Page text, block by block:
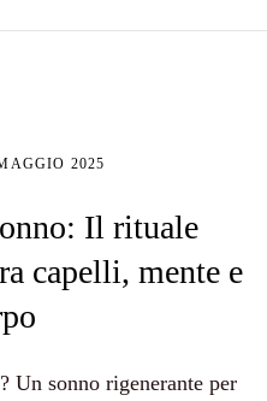
2025
Il rituale
capelli, mente e
Un sonno rigenerante per